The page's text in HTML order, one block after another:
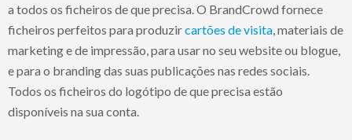
a todos os ficheiros de que precisa. O BrandCrowd fornece
ficheiros perfeitos para produzircartões de visita , materiais de
marketing e de impressão, para usar no seu website ou blogue,
e para o branding das suas publicações nas redes sociais.
Todos os ficheiros do logótipo de que precisa estão
disponíveis na sua conta.